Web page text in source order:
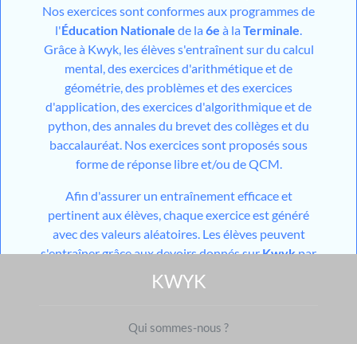
Nos exercices sont conformes aux programmes de
l'Éducation Nationale de la 6e à la Terminale
Grâce à Kwyk, les élèves s'entraînent sur du calcul
mental, des exercices d'arithmétique et de
géométrie, des problèmes et des exercices
d'application, des exercices d'algorithmique et de
python, des annales du brevet des collèges et du
baccalauréat. Nos exercices sont proposés sous
forme de réponse libre et/ou de QCM.
Afin d'assurer un entraînement efficace et
pertinent aux élèves, chaque exercice est généré
avec des valeurs aléatoires. Les élèves peuvent
s'entraîner grâce aux devoirs donnés surKwykpar
leurs professeurs et aux devoirs générés par notre
mais aussi grâce aux différents
sur leur espace personnel. Pour les niveaux du
KWYK
Qui sommes-nous ?